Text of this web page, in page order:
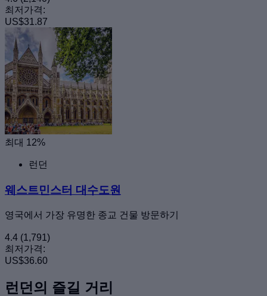
최저가격:
US$31.87
최대 12%
런던
웨스트민스터 대수도원
영국에서 가장 유명한 종교 건물 방문하기
4.4 (1,791)
최저가격:
US$36.60
런던의 즐길 거리